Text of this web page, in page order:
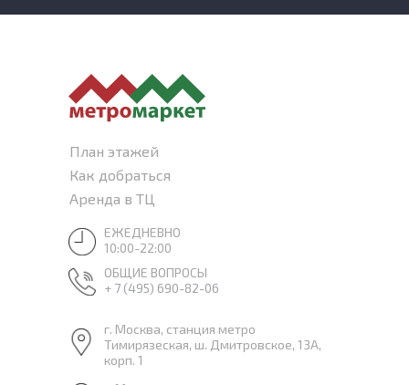
г. Москва, станция метро
Тимирязеская, ш. Дмитровское, 13А,
корп. 1
ЕЖЕДНЕВНО
10:00-22:00
ОБЩИЕ ВОПРОСЫ
+ 7 (495) 690-82-06
Как добраться
План этажей
Аренда в ТЦ